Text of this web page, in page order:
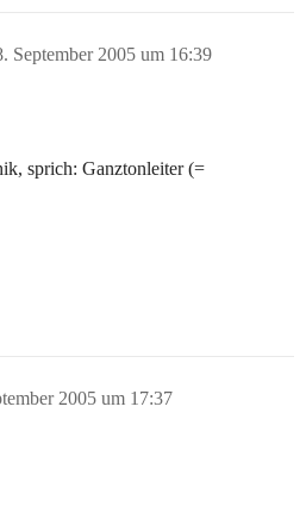
September 2005 um 16:39
sprich: Ganztonleiter (=
2005 um 17:37